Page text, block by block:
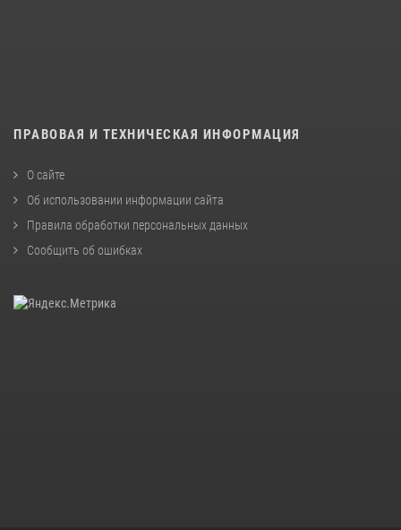
ПРАВОВАЯ И ТЕХНИЧЕСКАЯ ИНФОРМАЦИЯ
О сайте
Об использовании информации сайта
Правила обработки персональных данных
Сообщить об ошибках